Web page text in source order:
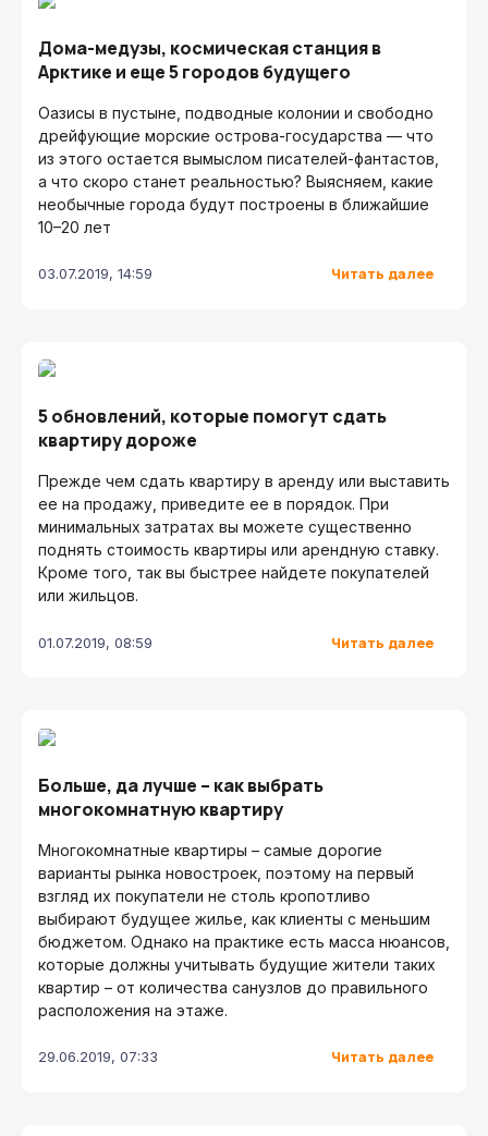
Дома-медузы, космическая станция в
Арктике и еще 5 городов будущего
Оазисы в пустыне, подводные колонии и свободно
дрейфующие морские острова-государства — что
из этого остается вымыслом писателей-фантастов,
а что скоро станет реальностью? Выясняем, какие
необычные города будут построены в ближайшие
10–20 лет
03.07.2019, 14:59 Читать далее
5 обновлений, которые помогут сдать
квартиру дороже
Прежде чем сдать квартиру в аренду или выставить
ее на продажу, приведите ее в порядок. При
минимальных затратах вы можете существенно
поднять стоимость квартиры или арендную ставку.
Кроме того, так вы быстрее найдете покупателей
или жильцов.
01.07.2019, 08:59 Читать далее
Больше, да лучше – как выбрать
многокомнатную квартиру
Многокомнатные квартиры – самые дорогие
варианты рынка новостроек, поэтому на первый
взгляд их покупатели не столь кропотливо
выбирают будущее жилье, как клиенты с меньшим
бюджетом. Однако на практике есть масса нюансов,
которые должны учитывать будущие жители таких
квартир – от количества санузлов до правильного
расположения на этаже.
29.06.2019, 07:33 Читать далее